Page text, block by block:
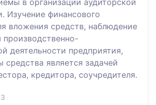
Изучение финансового
вложения средств, наблюдение
производственно-
деятельности предприятия,
средства является задачей
кредитора, соучредителя.